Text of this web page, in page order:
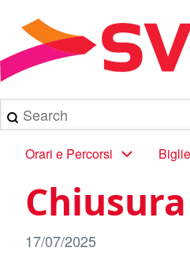
contenuto
principale
Briciole
di
pane
Search
Main
navigation
Orari e Percorsi
17/07/2025